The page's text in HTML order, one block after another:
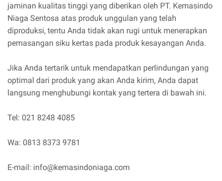
jaminan kualitas tinggi yang diberikan oleh PT. Kemasindo
Niaga Sentosa atas produk unggulan yang telah
diproduksi, tentu Anda tidak akan rugi untuk menerapkan
pemasangan siku kertas pada produk kesayangan Anda.
Jika Anda tertarik untuk mendapatkan perlindungan yang
optimal dari produk yang akan Anda kirim, Anda dapat
langsung menghubungi kontak yang tertera di bawah ini.
Tel: 021 8248 4085
Wa: 0813 8373 9781
E-mail: info@kemasindoniaga.com